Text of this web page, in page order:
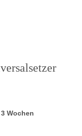
Wochen